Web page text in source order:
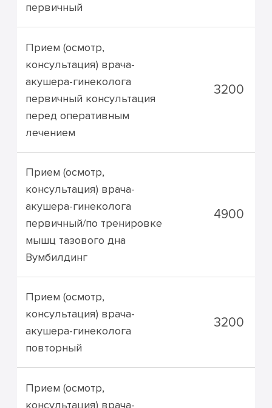
первичный
Прием (осмотр,
консультация) врача-
акушера-гинеколога
первичный консультация
перед оперативным
лечением
3200
Прием (осмотр,
консультация) врача-
акушера-гинеколога
первичный/по тренировке
мышц тазового дна
Вумбилдинг
4900
Прием (осмотр,
консультация) врача-
акушера-гинеколога
повторный
3200
Прием (осмотр,
консультация) врача-